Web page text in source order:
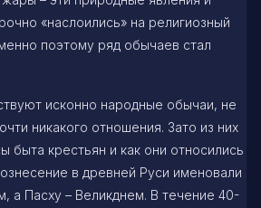
«наслоились» на религиозный
поэтому ряд обычаев стал
исконно народные обычаи, не
никакого отношения. Зато из них
быта крестьян и как они относились
в древней Руси именовали
а Пасху – Великднем. В течение 40-